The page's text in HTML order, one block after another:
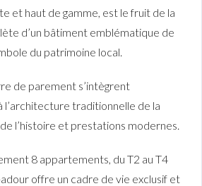
et haut de gamme, est le fruit de la
d’un bâtiment emblématique de
du patrimoine local.
de parement s’intègrent
l’architecture traditionnelle de la
l’histoire et prestations modernes.
8 appartements, du T2 au T4
offre un cadre de vie exclusif et